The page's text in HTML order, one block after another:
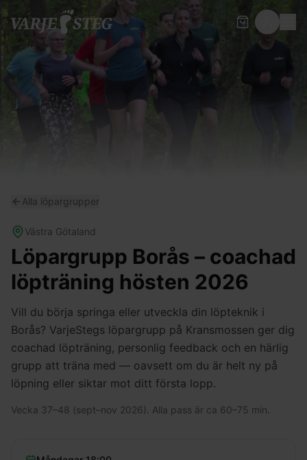
Alla löpargrupper
Västra Götaland
Löpargrupp Borås – coachad
löpträning hösten 2026
Vill du börja springa eller utveckla din löpteknik i
Borås? VarjeStegs löpargrupp på Kransmossen ger dig
coachad löpträning, personlig feedback och en härlig
grupp att träna med — oavsett om du är helt ny på
löpning eller siktar mot ditt första lopp.
Vecka 37–48 (sept–nov 2026). Alla pass är ca 60–75 min.